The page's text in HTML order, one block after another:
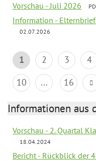
Vorschau - Juli 2026
Information -
02.07.2026
1 2 3 4
10
... 16
Informationen aus
Vorschau - 2. Quartal
18.04.2024
Bericht - Rückblick der